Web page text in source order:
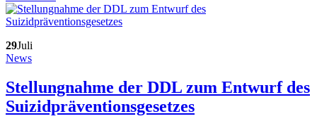
29Juli
News
Stellungnahme der DDL zum Entwurf des
Suizidpräventionsgesetzes